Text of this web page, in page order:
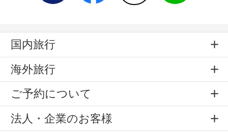
国内旅行
海外旅行
ご予約について
法人・企業のお客様